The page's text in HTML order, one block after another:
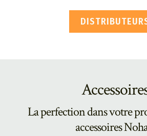
La perfection dans votre
accessoires